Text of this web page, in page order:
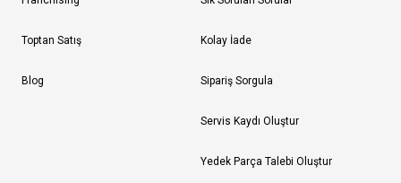
Toptan Satış
Blog
Kolay İade
Sipariş Sorgula
Servis Kaydı Oluştur
Yedek Parça Talebi Oluştur